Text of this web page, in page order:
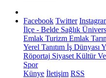
Facebook Twitter
İlçe - Belde Sağlık
Emlak Turizm Emlak
Yerel Tanıtım İş Dünyası
Röportaj Siyaset Kültür
Spor
Künye İletişim RSS